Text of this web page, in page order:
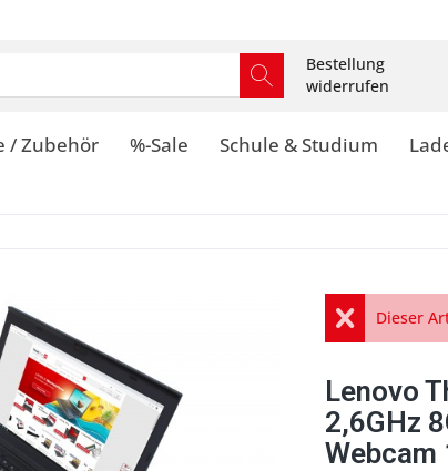
Bestellung
widerrufen
/ Zubehör %-Sale Schule & Studium
Dieser
Lenovo
2,6GHz
Webcam